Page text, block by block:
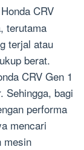
CRV
terutama
terjal atau
berat.
CRV Gen 1
Sehingga, bagi
performa
mencari
mesin